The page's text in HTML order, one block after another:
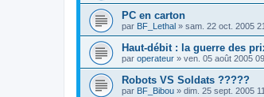
PC en carton
par BF_Lethal » sam. 22 oct. 2005
Haut-débit : la guerre des
par operateur » ven. 05 août 2005
Robots VS Soldats ?????
par BF_Bibou » dim. 25 sept. 2005